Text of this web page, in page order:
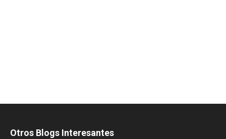
Otros Blogs Interesantes